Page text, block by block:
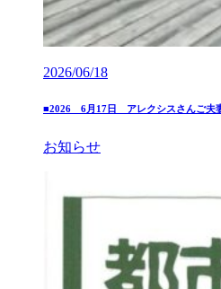
2026/06/18
■2026 6月17日 アレクシスさんご夫
お知らせ